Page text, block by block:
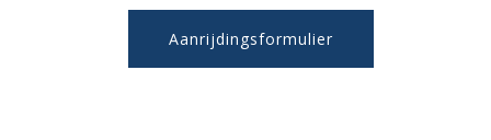
Aanrijdingsformulier